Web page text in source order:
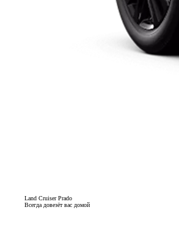
Land Cruiser Prado
Всегда довезёт вас домой